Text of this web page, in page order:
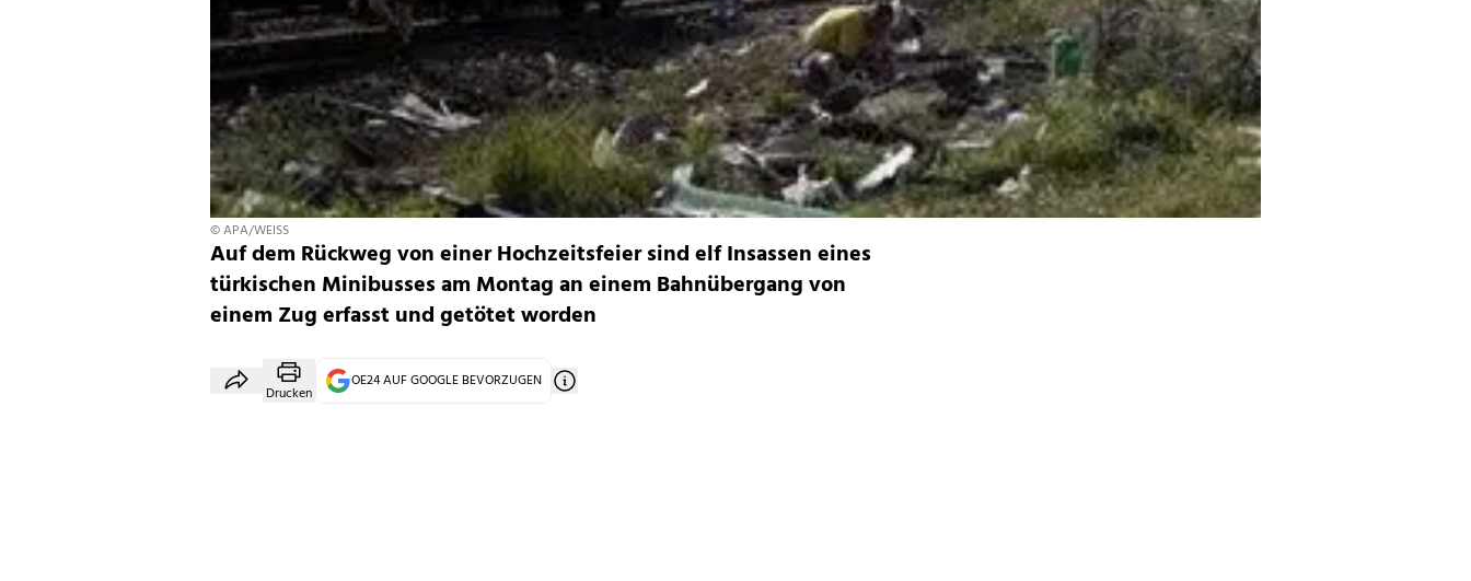
© APA/WEISS
Auf dem Rückweg von einer Hochzeitsfeier sind elf Insassen eines
türkischen Minibusses am Montag an einem Bahnübergang von
einem Zug erfasst und getötet worden
Drucken
OE24 AUF GOOGLE BEVORZUGEN